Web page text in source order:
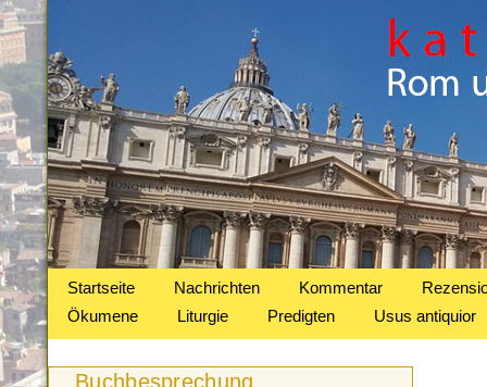
Startseite Nachrichten Kommentar
Ökumene
Liturgie Predigten Usus antiquior
Buchbesprechung